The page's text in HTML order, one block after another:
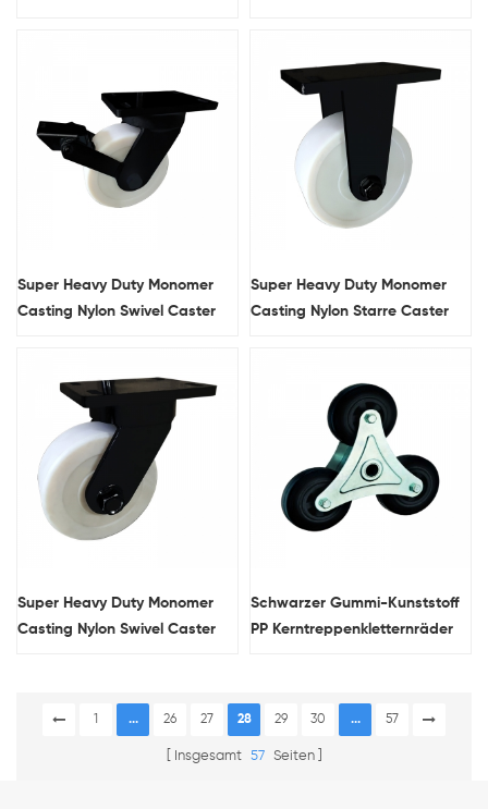
Super Heavy Duty Monomer
Casting Nylon Swivel Caster
Super Heavy Duty Monomer
Casting Nylon Starre Caster
Super Heavy Duty Monomer
Casting Nylon Swivel Caster
Schwarzer Gummi-Kunststoff
PP Kerntreppenkletternräder
... 26 27 28 29 30 ... 57
Insgesamt 57 Seiten